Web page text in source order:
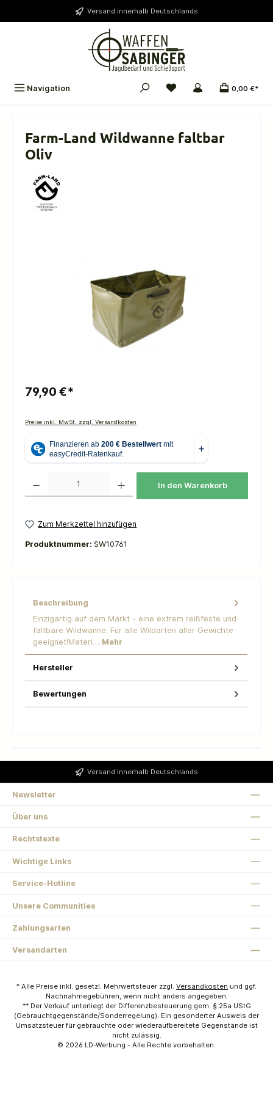
Versand innerhalb Deutschlands
Navigation 0,00 €*
Farm-Land Wildwanne faltbar
Oliv
79,90 €*
Preise inkl. MwSt. zzgl. Versandkosten
In den Warenkorb
Zum Merkzettel hinzufügen
Produktnummer: SW10761
Beschreibung
Einzigartig auf dem Markt - eine extrem reißfeste und
faltbare Wildwanne. Für alle Wildarten aller Gewichte
geeignet!Materi… Mehr
Hersteller
Bewertungen
Versand innerhalb Deutschlands
Newsletter
Über uns
Rechtstexte
Wichtige Links
Service-Hotline
Unsere Communities
Zahlungsarten
Versandarten
* Alle Preise inkl. gesetzl. Mehrwertsteuer zzgl. Versandkosten und ggf.
Nachnahmegebühren, wenn nicht anders angegeben.
** Der Verkauf unterliegt der Differenzbesteuerung gem. § 25a UStG
(Gebrauchtgegenstände/Sonderregelung). Ein gesonderter Ausweis der
Umsatzsteuer für gebrauchte oder wiederaufbereitete Gegenstände ist
nicht zulässig.
© 2026 LD-Werbung - Alle Rechte vorbehalten.